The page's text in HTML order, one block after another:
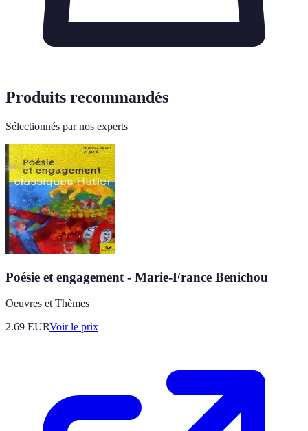
Produits recommandés
Sélectionnés par nos experts
Poésie et engagement - Marie-France Benichou
Oeuvres et Thèmes
2.69 EURVoir le prix